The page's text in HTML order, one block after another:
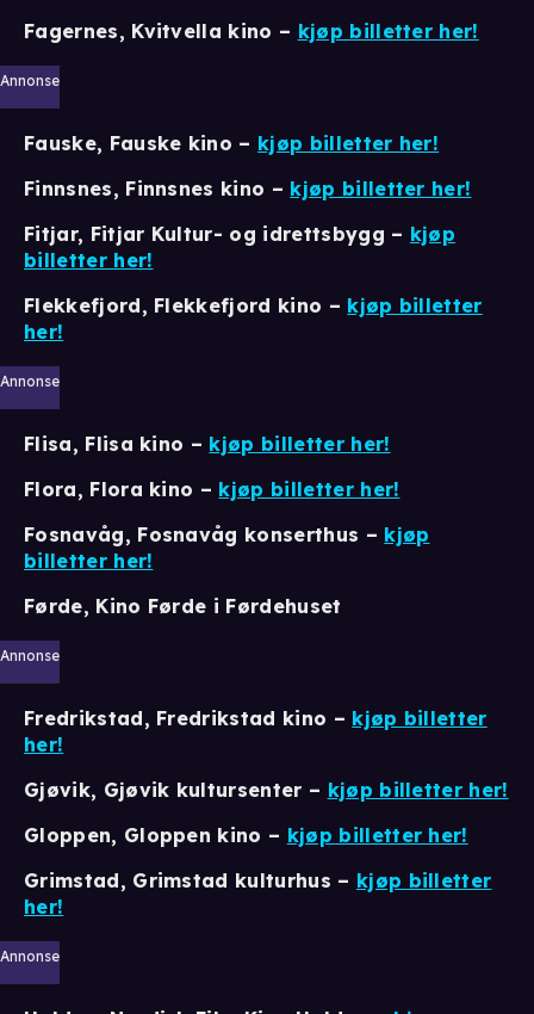
Fagernes, Kvitvella kino – kjøp billetter her!
Annonse
Fauske, Fauske kino – kjøp billetter her!
Finnsnes, Finnsnes kino – kjøp billetter her!
Fitjar, Fitjar Kultur- og idrettsbygg – kjøp
billetter her!
Flekkefjord, Flekkefjord kino – kjøp billetter
her!
Annonse
Flisa, Flisa kino – kjøp billetter her!
Flora, Flora kino – kjøp billetter her!
Fosnavåg, Fosnavåg konserthus – kjøp
billetter her!
Førde, Kino Førde i Førdehuset
Annonse
Fredrikstad, Fredrikstad kino – kjøp billetter
her!
Gjøvik, Gjøvik kultursenter – kjøp billetter her!
Gloppen, Gloppen kino – kjøp billetter her!
Grimstad, Grimstad kulturhus – kjøp billetter
her!
Annonse